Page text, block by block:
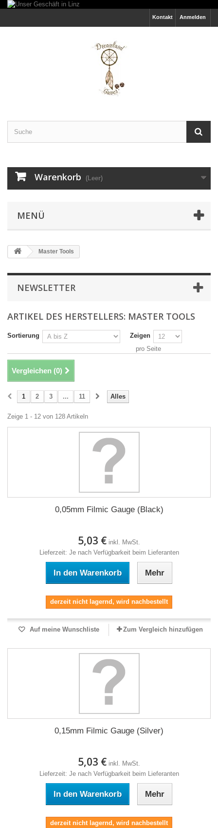
Anmelden
Kontakt
Warenkorb (Leer)
MENÜ
Master Tools
NEWSLETTER
ARTIKEL DES HERSTELLERS: MASTER TOOLS
Sortierung
Zeigen
pro Seite
Vergleichen (0)
Alles
1 2 3 ... 11
Zeige 1 - 12 von 128 Artikeln
0,05mm Filmic Gauge (Black)
5,03 € inkl. MwSt.
Lieferzeit: Je nach Verfügbarkeit beim Lieferanten
In den Warenkorb Mehr
derzeit nicht lagernd, wird nachbestellt
Auf meine Wunschliste Zum Vergleich hinzufügen
0,15mm Filmic Gauge (Silver)
5,03 € inkl. MwSt.
Lieferzeit: Je nach Verfügbarkeit beim Lieferanten
In den Warenkorb Mehr
derzeit nicht lagernd, wird nachbestellt